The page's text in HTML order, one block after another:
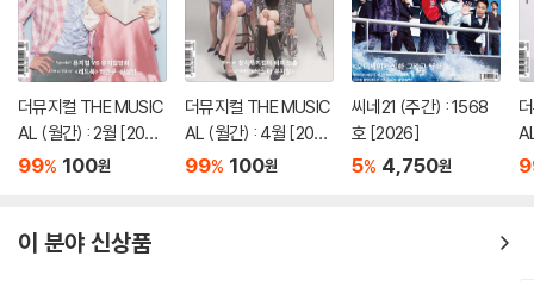
더뮤지컬 THE MUSIC
AL (월간) : 2월 [202
3]
99% 100원
더뮤지컬 THE MUSIC
AL (월간) : 4월 [202
3]
99% 100원
씨네21 (주간) : 1568
호 [2026]
5% 4,750원
2]
이 분야 신상품